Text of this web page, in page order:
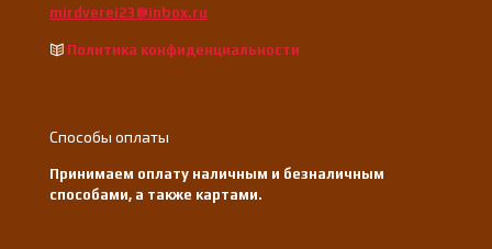
mirdverei23@inbox.ru
Политика конфиденциальности
Способы оплаты
Принимаем оплату наличным и безналичным
способами, а также картами.